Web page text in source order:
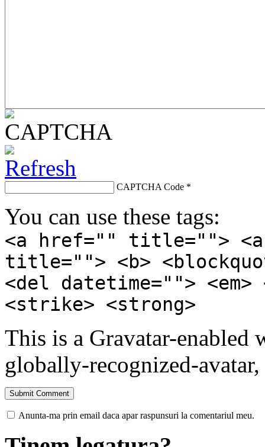
CAPTCHA Code *
You can use these tags:
<a href="" title="">
title=""> <b>
<del datetime="">
<strike> <strong>
This is a Gravatar-enabled
globally-recognized-
Anunta-ma prin email daca apar raspunsuri la comentariul meu.